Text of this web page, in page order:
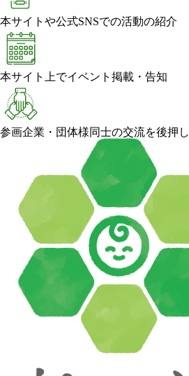
本サイトや公式SNSでの活動の紹介
本サイト上でイベント掲載・告知
参画企業・団体様同士の交流を後押し